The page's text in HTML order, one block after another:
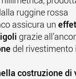
ruggine rossa
assicura un
grazie
del rivestimento
costruzione di